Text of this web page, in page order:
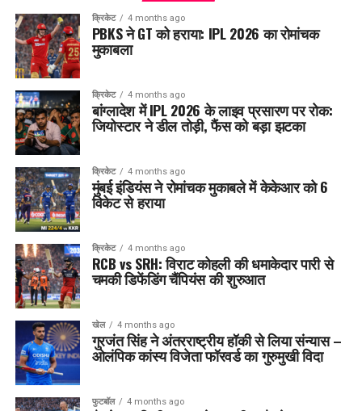
क्रिकेट 4 months ago
PBKS ने GT को हराया: IPL 2026 का रोमांचक
मुकाबला
क्रिकेट 4 months ago
बांग्लादेश में IPL 2026 के लाइव प्रसारण पर रोक:
जियोस्टार ने डील तोड़ी, फैंस को बड़ा झटका
क्रिकेट 4 months ago
मुंबई इंडियंस ने रोमांचक मुकाबले में केकेआर को 6
विकेट से हराया
क्रिकेट 4 months ago
RCB vs SRH: विराट कोहली की धमाकेदार पारी से
चमकी डिफेंडिंग चैंपियंस की शुरुआत
खेल 4 months ago
गुरजंत सिंह ने अंतरराष्ट्रीय हॉकी से लिया संन्यास –
ओलंपिक कांस्य विजेता फॉरवर्ड का गुरुमुखी विदा
फुटबॉल 4 months ago